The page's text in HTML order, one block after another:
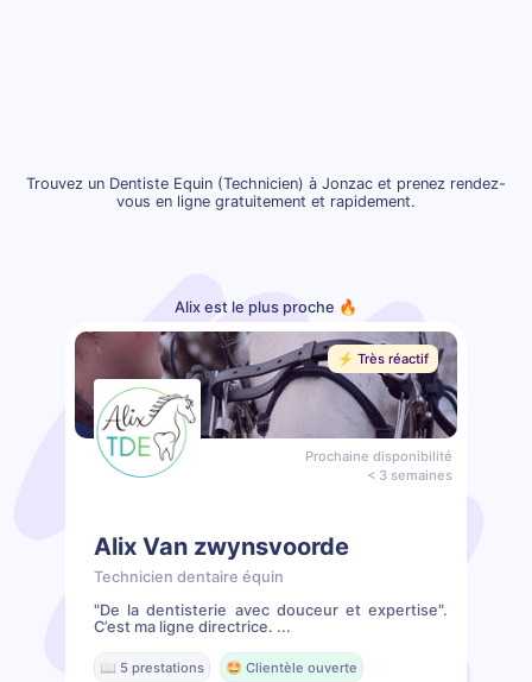
Trouvez un Dentiste Equin (Technicien) à Jonzac et prenez rendez-
vous en ligne gratuitement et rapidement.
Alix est le plus proche 🔥
⚡️ Très réactif
Prochaine disponibilité
< 3 semaines
Alix Van zwynsvoorde
Technicien dentaire équin
"De la dentisterie avec douceur et expertise".
C’est ma ligne directrice. ...
📖 5 prestations 🤩 Clientèle ouverte